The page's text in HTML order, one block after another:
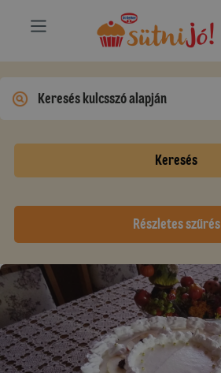
Keresés
Részletes szűrés